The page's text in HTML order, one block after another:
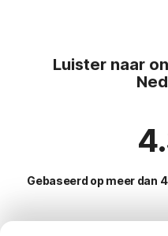
Luister naar
Gebaseerd op meer dan